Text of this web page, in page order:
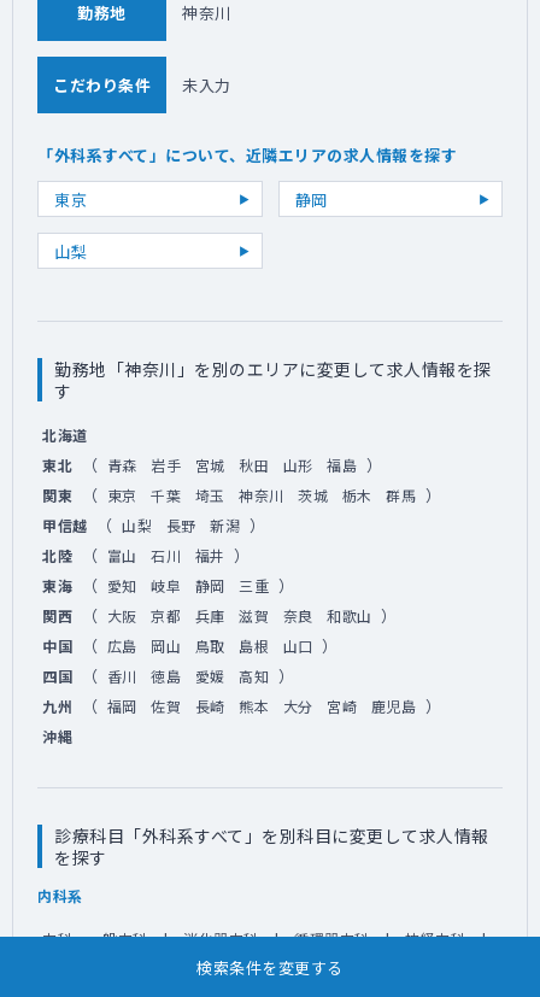
検索条件を変更する
勤務地 神奈川
こだわり条件 未入力
「外科系すべて」について、近隣エリアの求人情報を探す
東京
静岡
山梨
勤務地「神奈川」を別のエリアに変更して求人情報を探
す
北海道
東北
（ 青森 岩手 宮城 秋田 山形 福島 ）
関東 （ 東京 千葉 埼玉 神奈川 茨城 栃木 群馬 ）
甲信越 （ 山梨 長野 新潟 ）
北陸 （ 富山 石川 福井 ）
東海 （ 愛知 岐阜 静岡 三重 ）
関西 （ 大阪 京都 兵庫 滋賀 奈良 和歌山 ）
中国 （ 広島 岡山 鳥取 島根 山口 ）
四国 （ 香川 徳島 愛媛 高知 ）
九州 （ 福岡 佐賀 長崎 熊本 大分 宮崎 鹿児島 ）
沖縄
診療科目「外科系すべて」を別科目に変更して求人情報
を探す
内科系
内科・一般内科 消化器内科 循環器内科
神経内科
心療内科 リウマチ科